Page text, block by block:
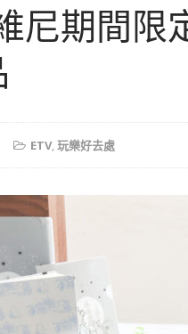
尼期間限
ETV,玩樂好去處